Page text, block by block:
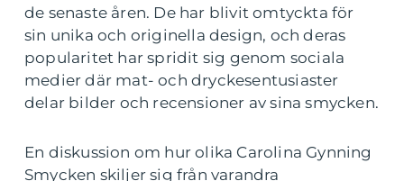
de senaste åren. De har blivit omtyckta för
sin unika och originella design, och deras
popularitet har spridit sig genom sociala
medier där mat- och dryckesentusiaster
delar bilder och recensioner av sina smycken.
En diskussion om hur olika Carolina Gynning
Smycken skiljer sig från varandra